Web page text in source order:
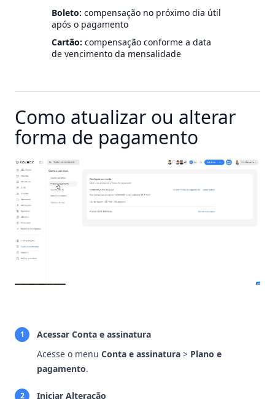
Boleto: compensação no próximo dia útil
após o pagamento
Cartão: compensação conforme a data
de vencimento da mensalidade
Como atualizar ou alterar
forma de pagamento
1
Acessar Conta e assinatura
Acesse o menu Conta e assinatura > Plano e
pagamento.
2 Iniciar Alteração